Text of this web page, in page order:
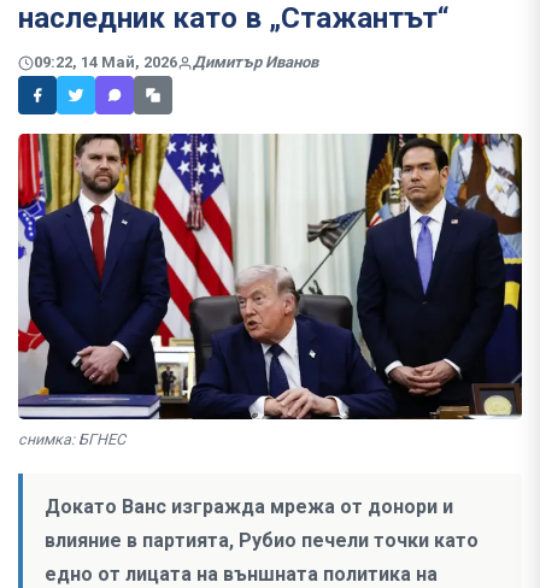
наследник като в „Стажантът“
09:22, 14 Май, 2026 Димитър Иванов
снимка: БГНЕС
Докато Ванс изгражда мрежа от донори и
влияние в партията, Рубио печели точки като
едно от лицата на външната политика на